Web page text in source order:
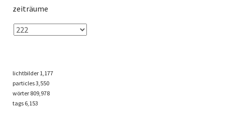
zeiträume
lichtbilder 1,177
particles3,550
wörter 809,978
tags 6,153